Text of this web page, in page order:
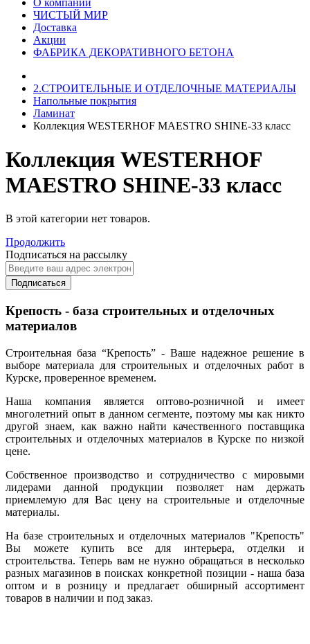
ЧИСТЫЙ МИР
Доставка
Акции
ФАБРИКА ДЕКОРАТИВНОГО БЕТОНА
2.СТРОИТЕЛЬНЫЕ И ОТДЕЛОЧНЫЕ МАТЕРИАЛЫ
Напольные покрытия
Ламинат
Коллекция WESTERHOF MAESTRO SHINE-33 класс
Коллекция WESTERHOF
MAESTRO SHINE-33 класс
В этой категории нет товаров.
Продолжить
Подписаться на рассылку
Подписаться
Крепость - база строительных и отделочных
материалов
Строительная база “Крепость” - Ваше надежное решение в
выборе материала для строительных и отделочных работ в
Курске, проверенное временем.
Наша компания является оптово-розничной и имеет
многолетний опыт в данном сегменте, поэтому мы как никто
другой знаем, как важно найти качественного поставщика
строительных и отделочных материалов в Курске по низкой
цене.
Собственное производство и сотрудничество с мировыми
лидерами данной продукции позволяет нам держать
приемлемую для Вас цену на строительные и отделочные
материалы.
На базе строительных и отделочных материалов "Крепость"
Вы можете купить все для интерьера, отделки и
строительства. Теперь вам не нужно обращаться в несколько
разных магазинов в поисках конкретной позиции - наша база
оптом и в розницу и предлагает обширный ассортимент
товаров в наличии и под заказ.